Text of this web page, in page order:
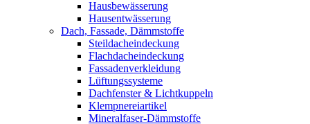
Hausbewässerung
Hausentwässerung
Dach, Fassade, Dämmstoffe
Steildacheindeckung
Flachdacheindeckung
Fassadenverkleidung
Lüftungssysteme
Dachfenster & Lichtkuppeln
Klempnereiartikel
Mineralfaser-Dämmstoffe